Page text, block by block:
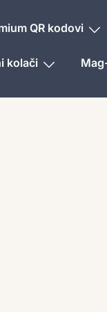
QR kodovi
kolači